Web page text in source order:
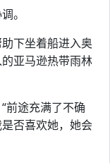
。
下坐着船进入奥
亚马逊热带雨林
前途充满了不确
否喜欢她，她会